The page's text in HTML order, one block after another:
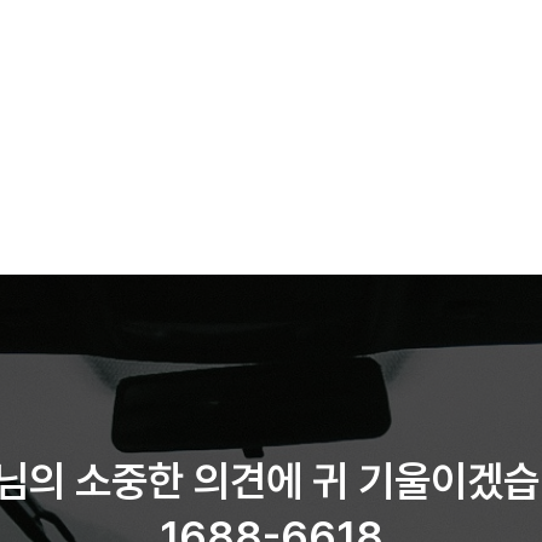
의 소중한 의견에 귀 기울이겠